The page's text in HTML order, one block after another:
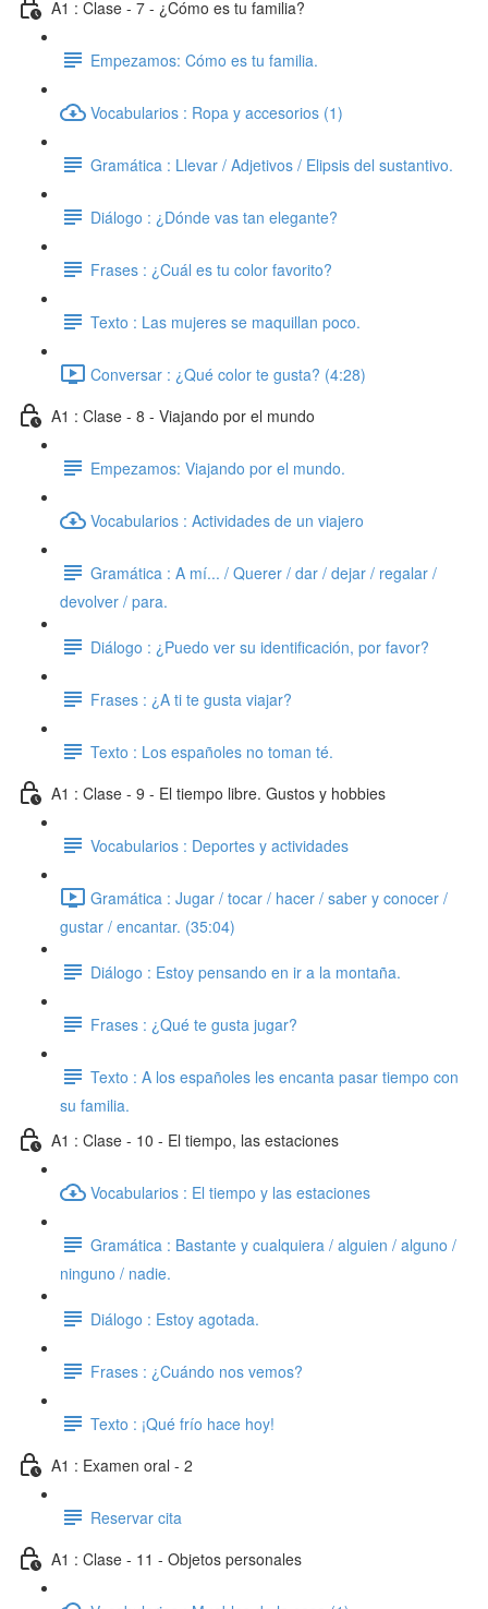
A1 : Clase - 7 - ¿Cómo es tu familia?
Empezamos: Cómo es tu familia.
Vocabularios : Ropa y accesorios (1)
Gramática : Llevar / Adjetivos / Elipsis del sustantivo.
Diálogo : ¿Dónde vas tan elegante?
Frases : ¿Cuál es tu color favorito?
Texto : Las mujeres se maquillan poco.
Conversar : ¿Qué color te gusta? (4:28)
A1 : Clase - 8 - Viajando por el mundo
Empezamos: Viajando por el mundo.
Vocabularios : Actividades de un viajero
Gramática : A mí... / Querer / dar / dejar / regalar /
devolver / para.
Diálogo : ¿Puedo ver su identificación, por favor?
Frases : ¿A ti te gusta viajar?
Texto : Los españoles no toman té.
A1 : Clase - 9 - El tiempo libre. Gustos y hobbies
Vocabularios : Deportes y actividades
Gramática : Jugar / tocar / hacer / saber y conocer /
gustar / encantar. (35:04)
Diálogo : Estoy pensando en ir a la montaña.
Frases : ¿Qué te gusta jugar?
Texto : A los españoles les encanta pasar tiempo con
su familia.
A1 : Clase - 10 - El tiempo, las estaciones
Vocabularios : El tiempo y las estaciones
Gramática : Bastante y cualquiera / alguien / alguno /
ninguno / nadie.
Diálogo : Estoy agotada.
Frases : ¿Cuándo nos vemos?
Texto : ¡Qué frío hace hoy!
A1 : Examen oral - 2
Reservar cita
A1 : Clase - 11 - Objetos personales